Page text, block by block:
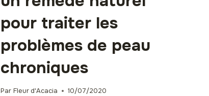
pour traiter les
problèmes de peau
chroniques
Par Fleur d'Acacia 10/07/2020